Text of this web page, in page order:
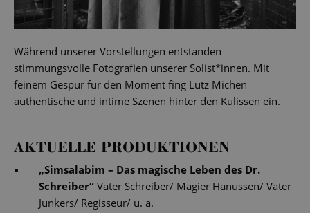
Während unserer Vorstellungen entstanden
stimmungsvolle Fotografien unserer Solist*innen. Mit
feinem Gespür für den Moment fing Lutz Michen
authentische und intime Szenen hinter den Kulissen ein.
AKTUELLE PRODUKTIONEN
„Simsalabim – Das magische Leben des Dr.
Schreiber“ Vater Schreiber/ Magier Hanussen/ Vater
Junkers/ Regisseur/ u. a.